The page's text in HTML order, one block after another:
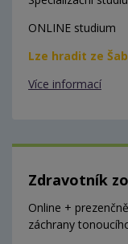
ONLINE studium
Lze hradit ze
Více informací
Zdravotník
Online +
záchrany